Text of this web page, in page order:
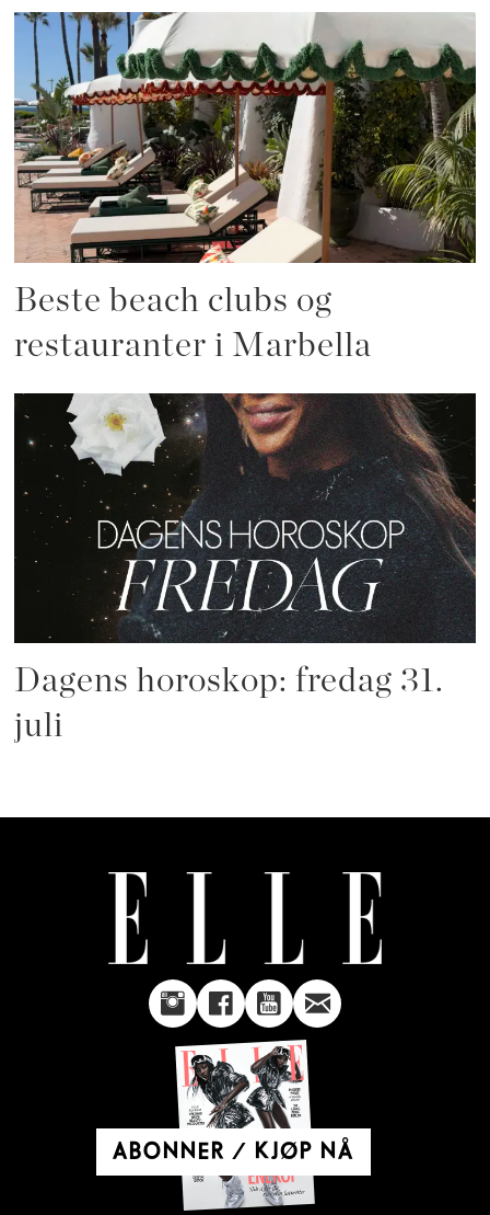
Beste beach clubs og
restauranter i Marbella
Dagens horoskop: fredag 31.
juli
ABONNER / KJØP NÅ